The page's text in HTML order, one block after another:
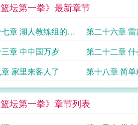
篮坛第一拳》最新章节
章 湖人教练组的震
第二十六章
章 中中国万岁
第二十二章
么没听过
家里来客人了
第十八章 简
篮坛第一拳》章节列表